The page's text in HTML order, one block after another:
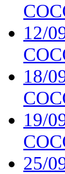
12/
18/
19/
25/